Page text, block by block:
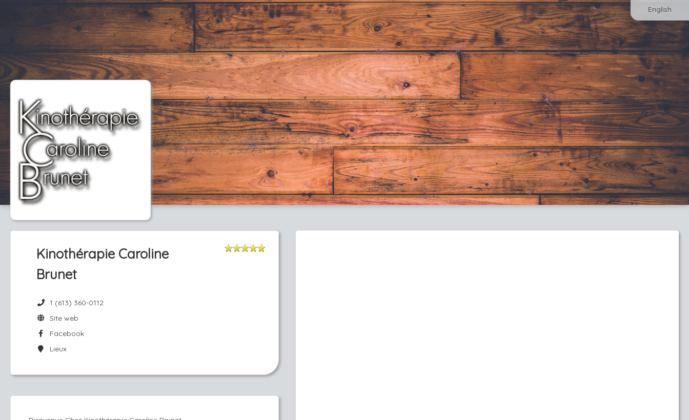
English
Kinothérapie Caroline
Brunet
1 (613) 360-0112
Site web
Facebook
Lieux